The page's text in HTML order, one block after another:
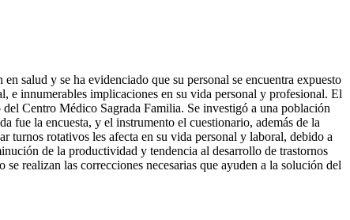
salud y se ha evidenciado que su personal se encuentra expuesto
e innumerables implicaciones en su vida personal y profesional. El
Centro Médico Sagrada Familia. Se investigó a una población
fue la encuesta, y el instrumento el cuestionario, además de la
turnos rotativos les afecta en su vida personal y laboral, debido a
de la productividad y tendencia al desarrollo de trastornos
realizan las correcciones necesarias que ayuden a la solución del